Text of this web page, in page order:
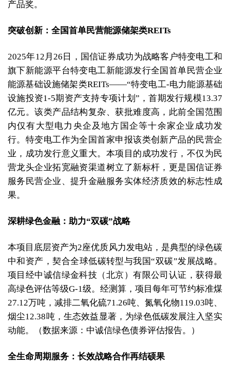
产品奖。
突破创新：全国首单民营能源储架类REITs
2025年12月26日，国信证券成功为战略客户特变电工和
旗下新能源平台特变电工新能源发行全国首单民营企业
能源基础设施储架类REITs——“特变电工-电力能源基础
设施投资1-5期资产支持专项计划”，首期发行规模13.37
亿元。该类产品结构复杂、获批难度高，此前全国范围
内仅有大型电力央企及地方国企等十余家企业成功发
行。特变电工作为全国首家申报该类创新产品的民营企
业，成功发行意义重大。本项目的成功发行，不仅为民
营龙头企业拓宽融资渠道树立了新标杆，更是国信证券
服务民营企业、提升金融服务实体经济质效的标志性成
果。
深耕绿色金融：助力“双碳”战略
本项目底层资产为2座优质风力发电站，是典型的绿色碳
中和资产，契合全球低碳转型与我国“双碳”发展战略。
项目经中诚信绿金科技（北京）有限公司认证，获得最
高绿色评估等级G-1级。经测算，项目每年可节约标准煤
27.12万吨，减排二氧化硫71.26吨、氮氧化物119.03吨、
烟尘12.38吨，生态效益显著，为绿色低碳发展注入坚实
动能。（数据来源：中诚信绿色债券评估报告。）
全生命周期服务：长效战略合作再结硕果